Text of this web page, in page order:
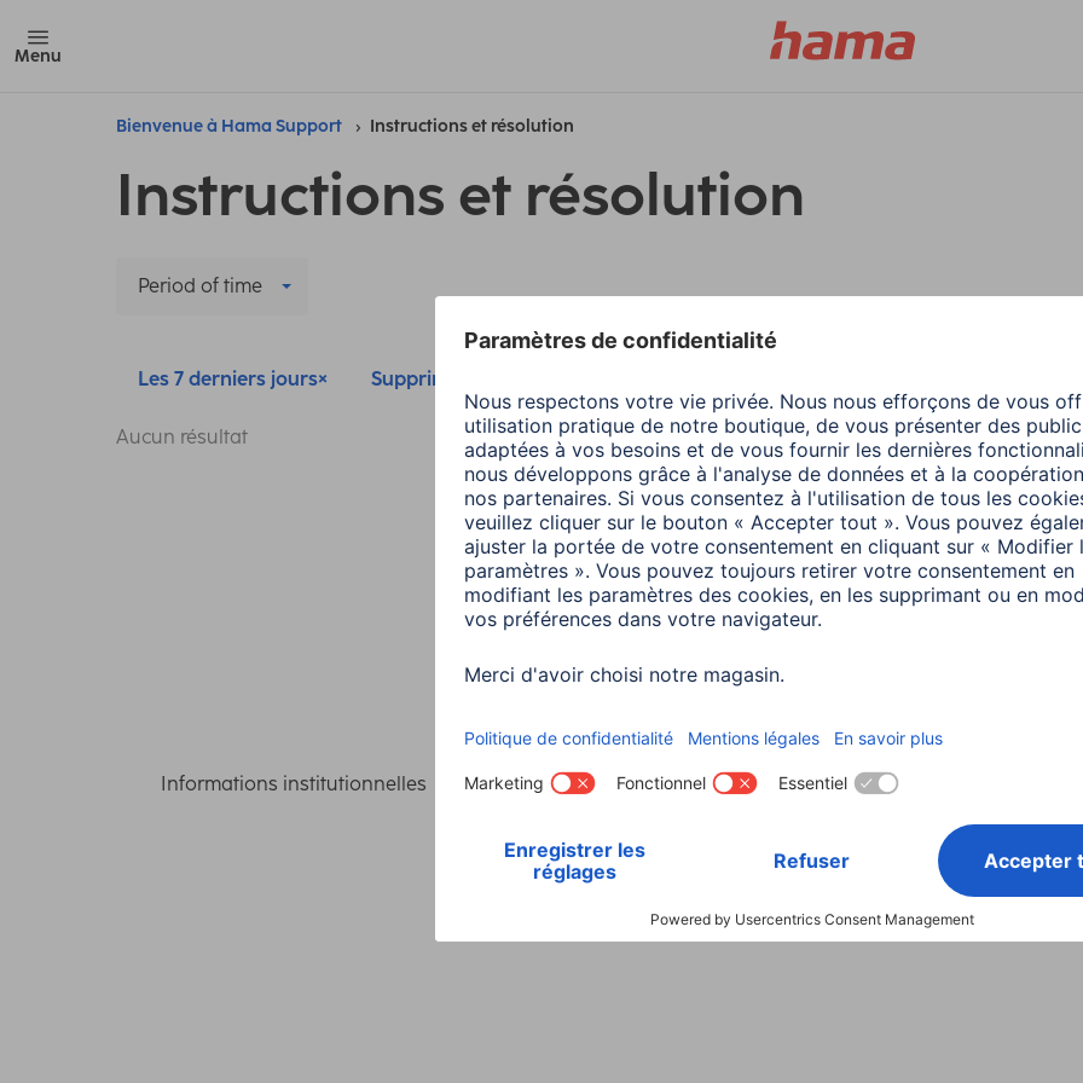
Menu
Bienvenue à Hama Support Instructions et résolution
Instructions et résolution
Period of time
Les 7 derniers jours Supprimer tous les filtres
Aucun résultat
Choisissez un pays
Informations institutionnelles Confidentialité et Securité Conditions de garantie